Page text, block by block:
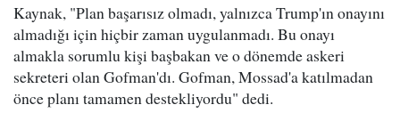
Kaynak, "Plan başarısız olmadı, yalnızca Trump'ın onayını
almadığı için hiçbir zaman uygulanmadı. Bu onayı
almakla sorumlu kişi başbakan ve o dönemde askeri
sekreteri olan Gofman'dı. Gofman, Mossad'a katılmadan
önce planı tamamen destekliyordu" dedi.